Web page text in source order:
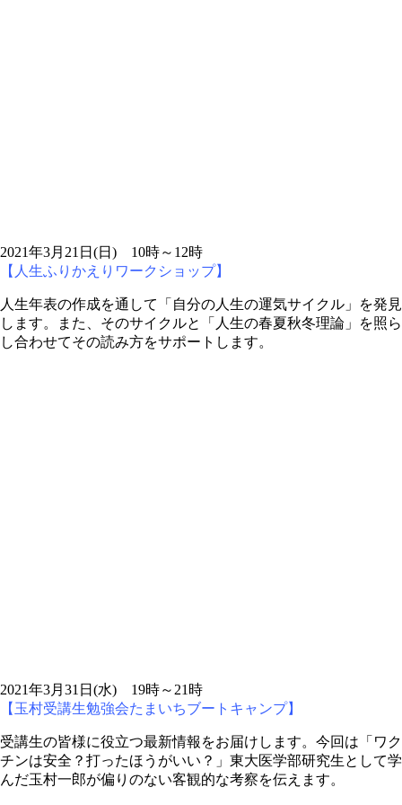
2021年3月21日(日) 10時～12時
【人生ふりかえりワークショップ】
人生年表の作成を通して「自分の人生の運気サイクル」を発見
します。また、そのサイクルと「人生の春夏秋冬理論」を照ら
し合わせてその読み方をサポートします。
2021年3月31日(水) 19時～21時
【玉村受講生勉強会たまいちブートキャンプ】
受講生の皆様に役立つ最新情報をお届けします。今回は「ワク
チンは安全？打ったほうがいい？」東大医学部研究生として学
んだ玉村一郎が偏りのない客観的な考察を伝えます。